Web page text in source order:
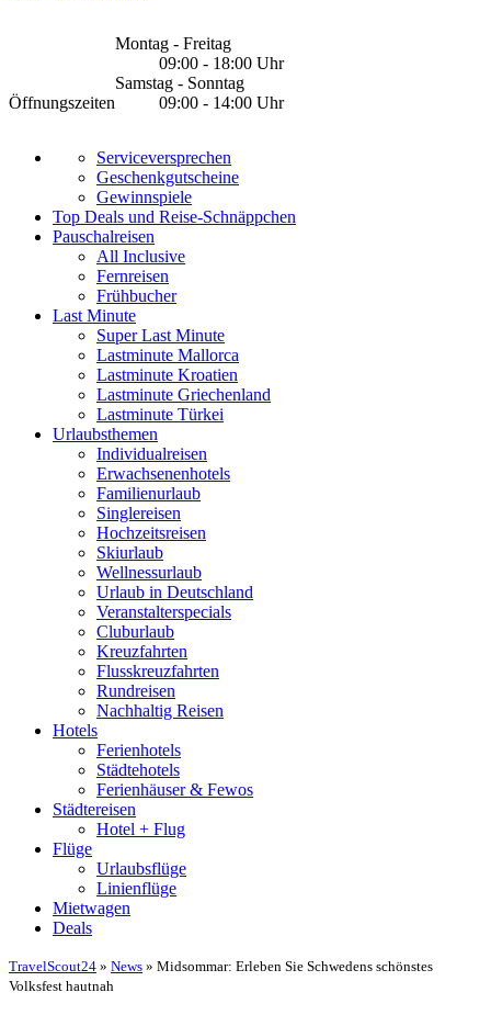
Öffnungszeiten
Montag - Freitag
09:00 - 18:00 Uhr
Samstag - Sonntag
09:00 - 14:00 Uhr
Serviceversprechen
Geschenkgutscheine
Gewinnspiele
Top Deals und Reise-Schnäppchen
Pauschalreisen
All Inclusive
Fernreisen
Frühbucher
Last Minute
Super Last Minute
Lastminute Mallorca
Lastminute Kroatien
Lastminute Griechenland
Lastminute Türkei
Urlaubsthemen
Individualreisen
Erwachsenenhotels
Familienurlaub
Singlereisen
Hochzeitsreisen
Skiurlaub
Wellnessurlaub
Urlaub in Deutschland
Veranstalterspecials
Cluburlaub
Kreuzfahrten
Flusskreuzfahrten
Rundreisen
Nachhaltig Reisen
Hotels
Ferienhotels
Städtehotels
Ferienhäuser & Fewos
Städtereisen
Hotel + Flug
Flüge
Urlaubsflüge
Linienflüge
Mietwagen
Deals
TravelScout24 » News » Midsommar: Erleben Sie Schwedens schönstes
Volksfest hautnah